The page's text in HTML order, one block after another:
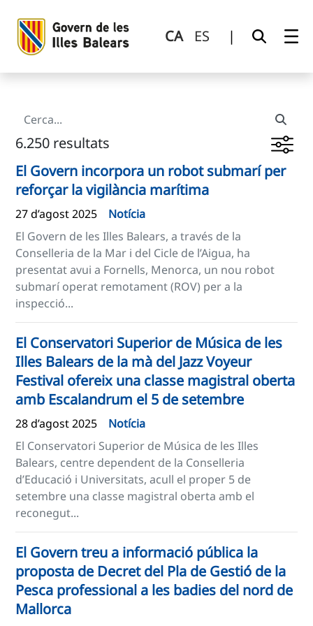
CA ES |
6.250 resultats
El Govern incorpora un robot submarí per
reforçar la vigilància marítima
27 d’agost 2025
Notícia
El Govern de les Illes Balears, a través de la
Conselleria de la Mar i del Cicle de l’Aigua, ha
presentat avui a Fornells, Menorca, un nou robot
submarí operat remotament (ROV) per a la
inspecció...
El Conservatori Superior de Música de les
Illes Balears de la mà del Jazz Voyeur
Festival ofereix una classe magistral oberta
amb Escalandrum el 5 de setembre
28 d’agost 2025
Notícia
El Conservatori Superior de Música de les Illes
Balears, centre dependent de la Conselleria
d’Educació i Universitats, acull el proper 5 de
setembre una classe magistral oberta amb el
reconegut...
El Govern treu a informació pública la
proposta de Decret del Pla de Gestió de la
Pesca professional a les badies del nord de
Mallorca